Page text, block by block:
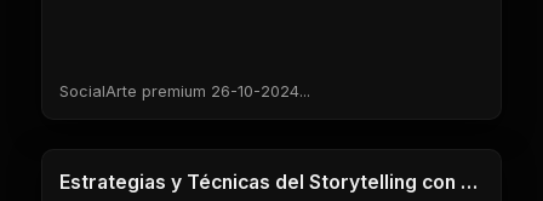
SocialArte premium 26-10-2024...
1 Clases
Estrategias y Técnicas del Storytelling con Ana Gregorio